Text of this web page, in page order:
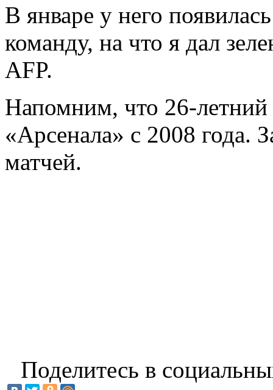
В январе у него
команду, на что я дал
AFP.
Напомним, что 26-летний
«Арсенала» с 2008 года.
матчей.
Поделитесь в